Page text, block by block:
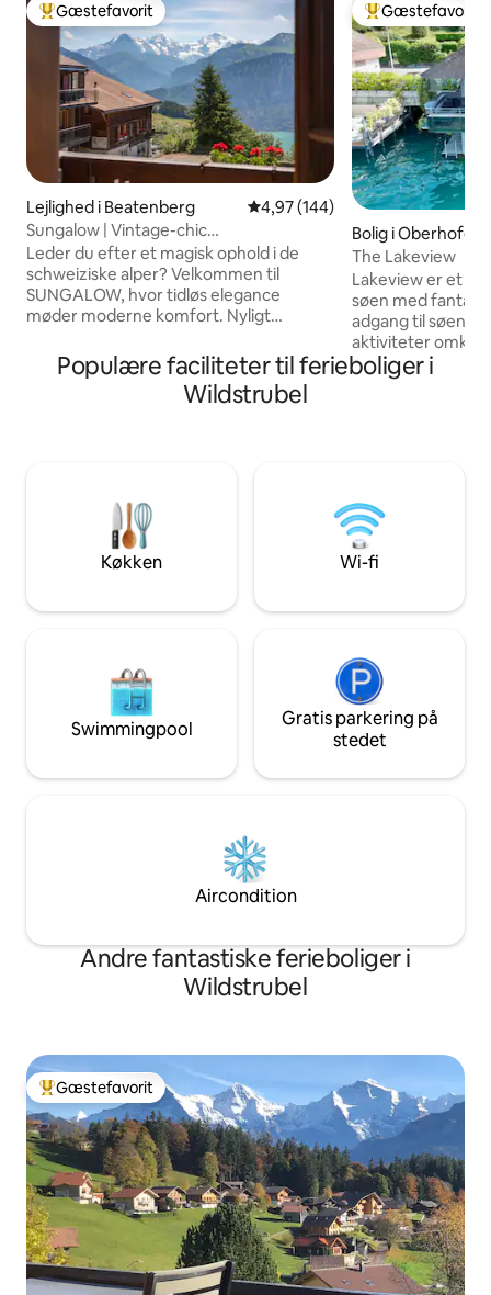
Bedste gæstefavorit
Gæstefavorit
Lejlighed i Beatenberg 4,97 ud af 5 i gennemsnitlig
4,97 (144)
Sungalow | Vintage-chic
panoramachalet i Alperne
Leder du efter et magisk ophold i de
schweiziske alper? Velkommen til
SUNGALOW, hvor tidløs elegance
møder moderne komfort. Nyligt
gourmetkøkken, stilfulde opholdsrum
og en omgivende balkon med udsigt
over Thun-søen og Eiger-, Mönch- og
og et fælles grillområde. Gratis privat
overdækket parkering, smart-tv og wi-fi.
Bedste
Gæstefavorit
Bolig i Oberhofen
The Lakeview
Lakeview er et
søen med
adgang til søen,
aktiviteter
ved søen og
med i alt 775
"Det, du ser, er det, du får.
magien"
Populære faciliteter til ferieboliger i
Wildstrubel
Køkken Wi-fi
Swimmingpool
Gratis parkering på
stedet
Aircondition
Andre fantastiske ferieboliger i
Wildstrubel
Bedste gæstefavorit
Gæstefavorit